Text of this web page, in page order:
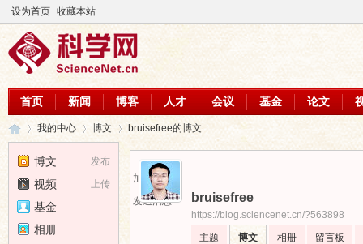
设为首页 收藏本站
首页 新闻 博客 人才 会议 基金 论文
›
我的中心 博文 bruisefree的博文
加为好友
发送消息
bruisefree
https://blog.sciencenet.cn/?563898
主题
博文 相册 留言板
发布
博文
上传
视频
基金
相册